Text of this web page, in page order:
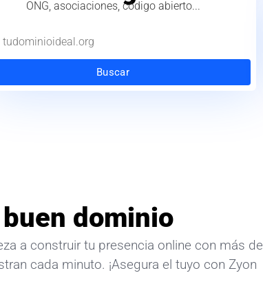
ONG, asociaciones, código abierto...
Buscar
dominio
a construir tu presencia online con más de
cada minuto. ¡Asegura el tuyo con Zyon